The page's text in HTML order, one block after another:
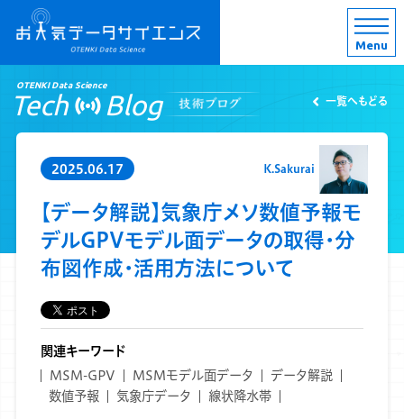
Menu
OTENKI Data Science
Tech Blog 一覧へもどる
2025.06.17 K.Sakurai
【データ解説】気象庁メソ数値予報モ
デルGPVモデル面データの取得・分
布図作成・活用方法について
関連キーワード
MSM-GPV MSMモデル面データ
データ解説
数値予報
気象庁データ 線状降水帯